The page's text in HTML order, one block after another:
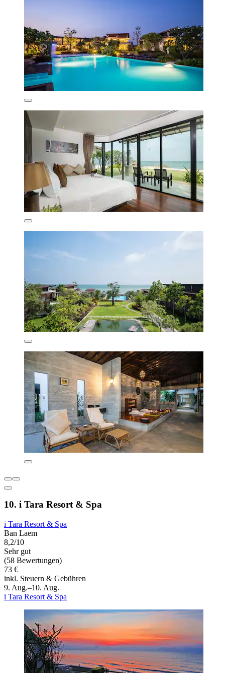
10. i Tara Resort & Spa
i Tara Resort & Spa
Ban Laem
8,2/10
Sehr gut
(58 Bewertungen)
73 €
inkl. Steuern & Gebühren
9. Aug.–10. Aug.
i Tara Resort & Spa